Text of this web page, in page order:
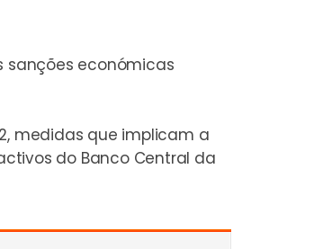
sanções económicas
medidas que implicam a
do Banco Central da